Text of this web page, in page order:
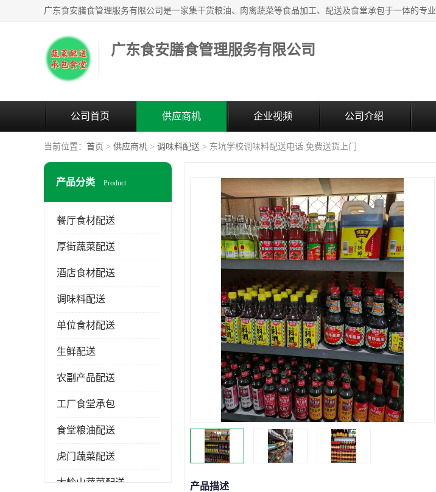
广东食安膳食管理服务有限公司
公司首页 供应商机 企业视频 公司介绍
当前位置： 首页 > 供应商机 > 调味料配送 > 东坑学校调味料配送电话 免费送货上门
产品分类 Product
餐厅食材配送
厚街蔬菜配送
酒店食材配送
调味料配送
单位食材配送
生鲜配送
农副产品配送
工厂食堂承包
食堂粮油配送
虎门蔬菜配送
大岭山蔬菜配送 产品描述